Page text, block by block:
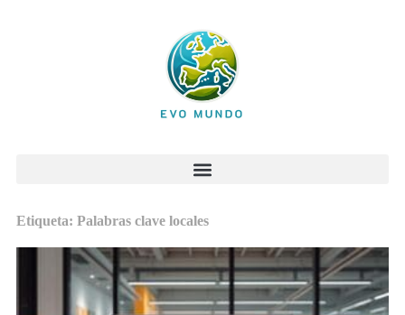
Etiqueta: Palabras clave locales